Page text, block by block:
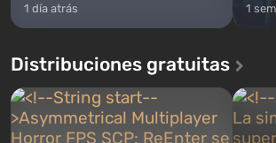
1 día atrás 1
Distribuciones gratuitas